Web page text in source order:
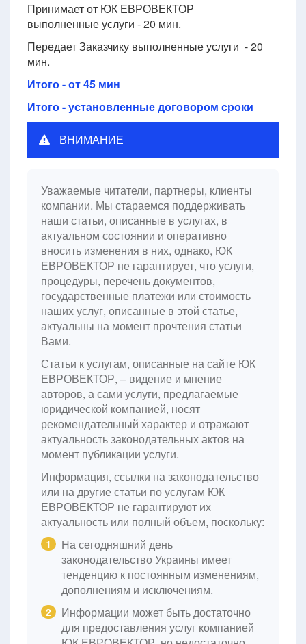
Принимает от ЮК ЕВРОВЕКТОР
выполненные услуги - 20 мин.
Передает Заказчику выполненные услуги - 20
мин.
Итого - от 45 мин
Итого - установленные договором сроки
ВНИМАНИЕ
Уважаемые читатели, партнеры, клиенты
компании. Мы стараемся поддерживать
наши статьи, описанные в услугах, в
актуальном состоянии и оперативно
вносить изменения в них, однако, ЮК
ЕВРОВЕКТОР не гарантирует, что услуги,
процедуры, перечень документов,
государственные платежи или стоимость
наших услуг, описанные в этой статье,
актуальны на момент прочтения статьи
Вами.
Статьи к услугам, описанные на сайте ЮК
ЕВРОВЕКТОР, – видение и мнение
авторов, а сами услуги, предлагаемые
юридической компанией, носят
рекомендательный характер и отражают
актуальность законодательных актов на
момент публикации услуги.
Информация, ссылки на законодательство
или на другие статьи по услугам ЮК
ЕВРОВЕКТОР не гарантируют их
актуальность или полный объем, поскольку:
1
На сегодняшний день
законодательство Украины имеет
тенденцию к постоянным изменениям,
дополнениям и исключениям.
2
Информации может быть достаточно
для предоставления услуг компанией